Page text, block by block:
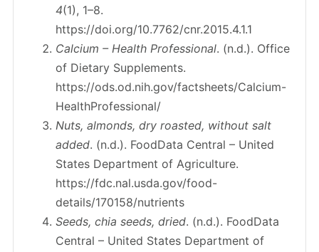
4(1), 1–8.
https://doi.org/10.7762/cnr.2015.4.1.1
Calcium – Health Professional. (n.d.). Office
of Dietary Supplements.
https://ods.od.nih.gov/factsheets/Calcium-
HealthProfessional/
Nuts, almonds, dry roasted, without salt
added. (n.d.). FoodData Central – United
States Department of Agriculture.
https://fdc.nal.usda.gov/food-
details/170158/nutrients
Seeds, chia seeds, dried. (n.d.). FoodData
Central – United States Department of